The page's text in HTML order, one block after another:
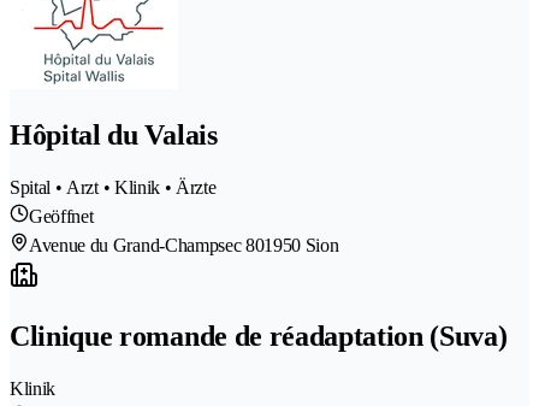
Hôpital du Valais
Spital • Arzt • Klinik • Ärzte
Geöffnet
Avenue du Grand-Champsec 801950 Sion
Clinique romande de réadaptation (Suva)
Klinik